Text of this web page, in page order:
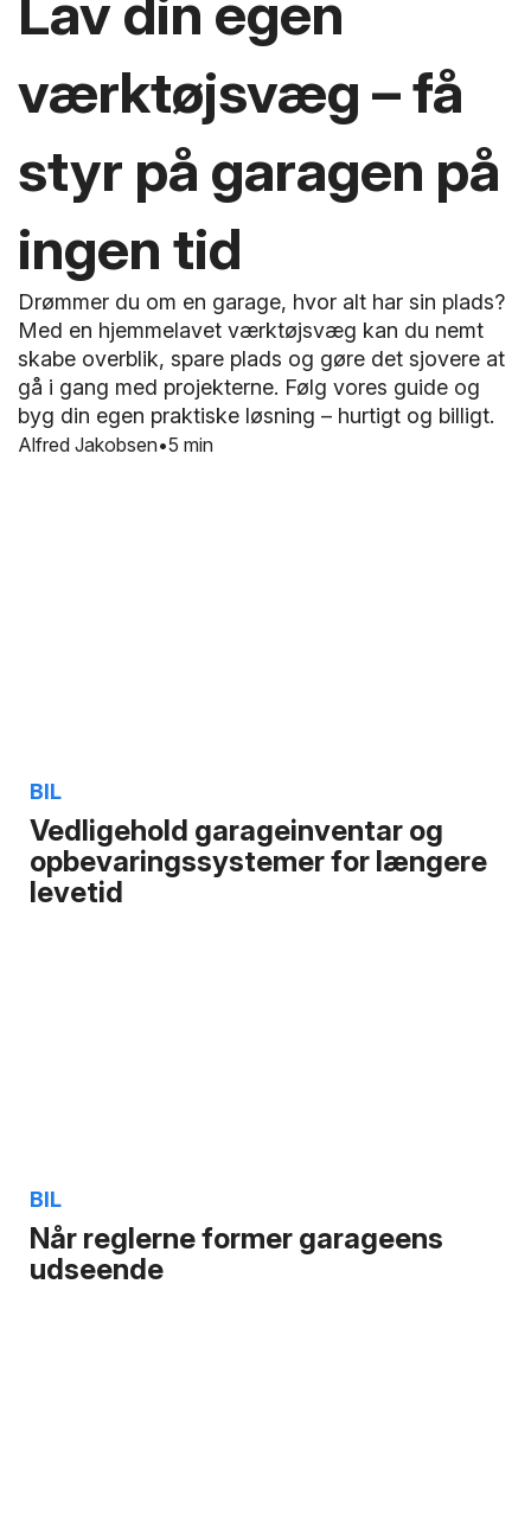
værktøjsvæg – få
styr på garagen på
ingen tid
5 min
Drømmer du om en garage, hvor alt har sin plads?
Med en hjemmelavet værktøjsvæg kan du nemt
skabe overblik, spare plads og gøre det sjovere at
gå i gang med projekterne. Følg vores guide og
byg din egen praktiske løsning – hurtigt og billigt.
Alfred Jakobsen
Vedligehold garageinventar og
opbevaringssystemer for længere
levetid
BIL
Når reglerne former garageens
udseende
BIL